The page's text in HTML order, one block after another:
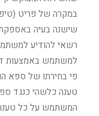
במקרה של פריט
שישנה בעיה
רשאי להודיע
למשתמש באמצעות
פי בחירתו של ספא
טענה כלשהי כנגד
המשתמש על כל